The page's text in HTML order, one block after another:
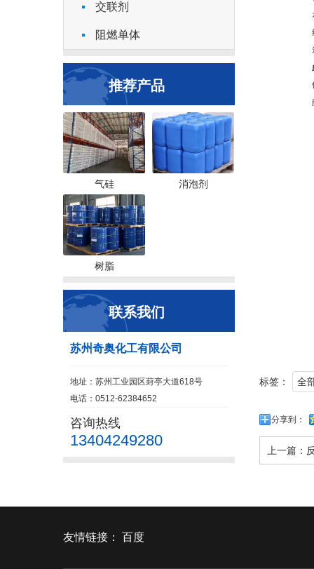
交联剂
阻燃单体
推荐产品
气硅 消泡剂
树脂
联系我们
苏州奇奥化工有限公司
地址：苏州工业园区葑亭大道618号
电话：0512-62384652
咨询热线
13404249280
标签： 全
分享到：
上一篇：
友情链接： 百度